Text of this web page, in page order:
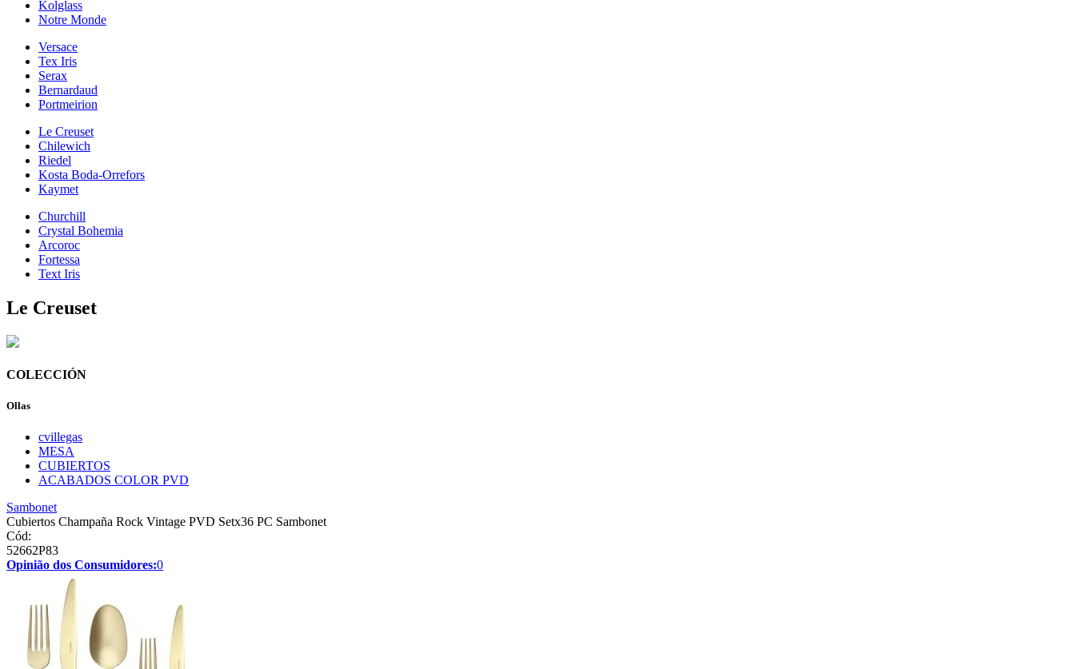
Kolglass
Notre Monde
Versace
Tex Iris
Serax
Bernardaud
Portmeirion
Le Creuset
Chilewich
Riedel
Kosta Boda-Orrefors
Kaymet
Churchill
Crystal Bohemia
Arcoroc
Fortessa
Text Iris
Le Creuset
COLECCIÓN
Ollas
cvillegas
MESA
CUBIERTOS
ACABADOS COLOR PVD
Sambonet
Cubiertos Champaña Rock Vintage PVD Setx36 PC Sambonet
Cód:
52662P83
Opinião dos Consumidores:0